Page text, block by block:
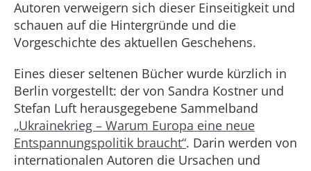
Autoren verweigern sich dieser Einseitigkeit und
schauen auf die Hintergründe und die
Vorgeschichte des aktuellen Geschehens.
Eines dieser seltenen Bücher wurde kürzlich in
Berlin vorgestellt: der von Sandra Kostner und
Stefan Luft herausgegebene Sammelband
„Ukrainekrieg – Warum Europa eine neue
Entspannungspolitik braucht“. Darin werden von
internationalen Autoren die Ursachen und